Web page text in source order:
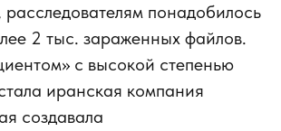
понадобилось
2 тыс. зараженных файлов.
с высокой степенью
иранская компания
создавала